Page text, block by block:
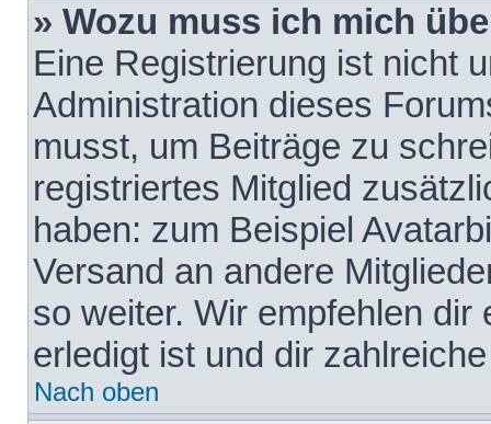
» Wozu muss ich mich
Eine Registrierung ist nicht
Administration dieses
musst, um Beiträge zu
registriertes Mitglied
haben: zum Beispiel
Versand an andere
so weiter. Wir empfehlen
erledigt ist und dir
Nach oben